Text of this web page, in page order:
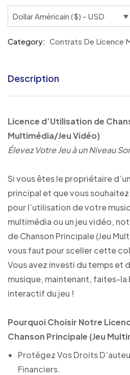
Dollar Américain ($) - USD
Category: Contrats De Licence
Description
Licence d’Utilisation de
Multimédia/Jeu Vidéo)
Élevez Votre Jeu à un Niveau
Si vous êtes le propriétaire
principal et que vous
pour l’utilisation de votre
multimédia ou un jeu vidéo,
de Chanson Principale (Jeu
vous faut pour sceller cette
Vous avez investi du temps et
musique, maintenant, faites-la
interactif du jeu !
Pourquoi Choisir Notre
Chanson Principale (Jeu
Protégez Vos Droits
Financiers.